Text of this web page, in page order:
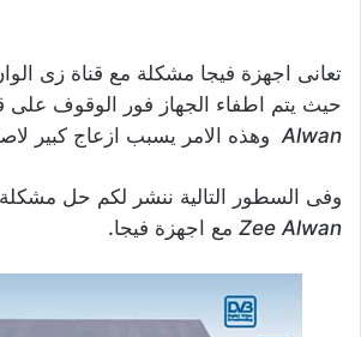
تعانى اجهزة فيجا مشكلة مع قناة زى
حيث يتم اطفاء الجهاز فور الوقوف على
Alwan وهذه الامر يسبب ازعاج كبير
وفى السطور التالية ننشر لكم حل مشكلة
Zee Alwan مع اجهزة فيجا.